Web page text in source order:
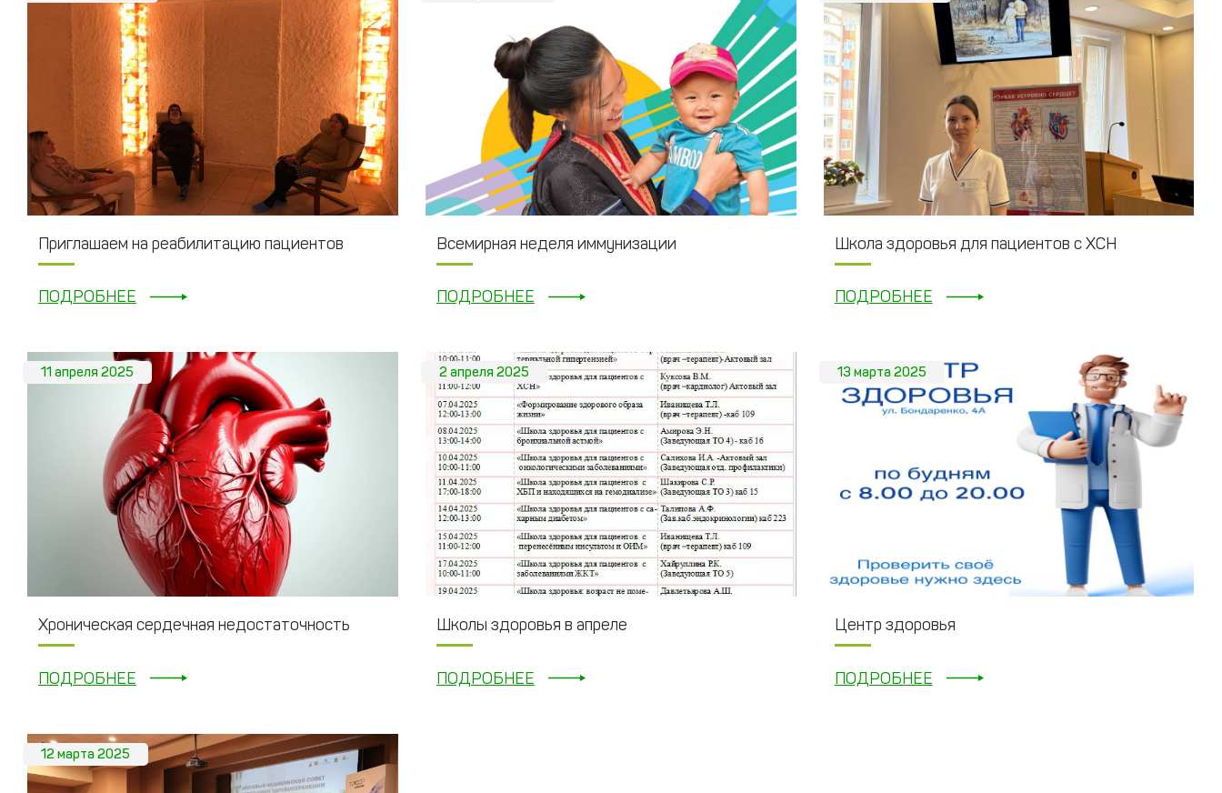
Приглашаем на реабилитацию пациентов
ПОДРОБНЕЕ
Всемирная неделя иммунизации
ПОДРОБНЕЕ
Школа здоровья для пациентов с ХСН
ПОДРОБНЕЕ
11 апреля 2025
Хроническая сердечная недостаточность
ПОДРОБНЕЕ
2 апреля 2025
Школы здоровья в апреле
ПОДРОБНЕЕ
13 марта 2025
Центр здоровья
ПОДРОБНЕЕ
12 марта 2025